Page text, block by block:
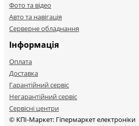
Фото та відео
Авто та навігація
Серверне обладнання
Інформація
Оплата
Доставка
Гарантійний сервіс
Негарантійний сервіс
Сервісні центри
© КПІ-Маркет: Гіпермаркет електроніки